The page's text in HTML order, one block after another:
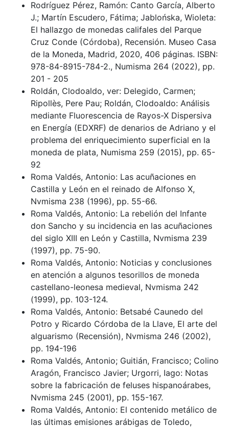
Rodríguez Pérez, Ramón: Canto García, Alberto
J.; Martín Escudero, Fátima; Jablońska, Wioleta:
El hallazgo de monedas califales del Parque
Cruz Conde (Córdoba), Recensión. Museo Casa
de la Moneda, Madrid, 2020, 406 páginas. ISBN:
978-84-8915-784-2., Numisma 264 (2022), pp.
201 - 205
Roldán, Clodoaldo, ver: Delegido, Carmen;
Ripollès, Pere Pau; Roldán, Clodoaldo: Análisis
mediante Fluorescencia de Rayos-X Dispersiva
en Energía (EDXRF) de denarios de Adriano y el
problema del enriquecimiento superficial en la
moneda de plata, Numisma 259 (2015), pp. 65-
92
Roma Valdés, Antonio: Las acuñaciones en
Castilla y León en el reinado de Alfonso X,
Nvmisma 238 (1996), pp. 55-66.
Roma Valdés, Antonio: La rebelión del Infante
don Sancho y su incidencia en las acuñaciones
del siglo XIII en León y Castilla, Nvmisma 239
(1997), pp. 75-90.
Roma Valdés, Antonio: Noticias y conclusiones
en atención a algunos tesorillos de moneda
castellano-leonesa medieval, Nvmisma 242
(1999), pp. 103-124.
Roma Valdés, Antonio: Betsabé Caunedo del
Potro y Ricardo Córdoba de la Llave, El arte del
alguarismo (Recensión), Nvmisma 246 (2002),
pp. 194-196
Roma Valdés, Antonio; Guitián, Francisco; Colino
Aragón, Francisco Javier; Urgorri, Iago: Notas
sobre la fabricación de feluses hispanoárabes,
Nvmisma 245 (2001), pp. 155-167.
Roma Valdés, Antonio: El contenido metálico de
las últimas emisiones arábigas de Toledo,